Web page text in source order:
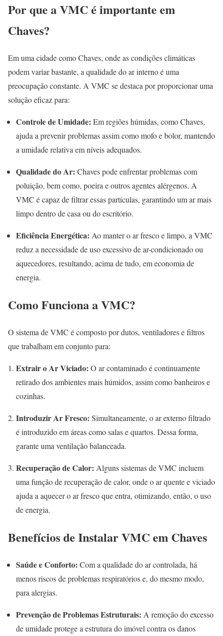
Por que a VMC é importante em
Chaves?
Em uma cidade como Chaves, onde as condições climáticas
podem variar bastante, a qualidade do ar interno é uma
preocupação constante. A VMC se destaca por proporcionar uma
solução eficaz para:
Controle de Umidade: Em regiões húmidas, como Chaves,
ajuda a prevenir problemas assim como mofo e bolor, mantendo
a umidade relativa em níveis adequados.
Qualidade do Ar: Chaves pode enfrentar problemas com
poluição, bem como, poeira e outros agentes alérgenos. A
VMC é capaz de filtrar essas partículas, garantindo um ar mais
limpo dentro de casa ou do escritório.
Eficiência Energética: Ao manter o ar fresco e limpo, a VMC
reduz a necessidade de uso excessivo de ar-condicionado ou
aquecedores, resultando, acima de tudo, em economia de
energia.
Como Funciona a VMC?
O sistema de VMC é composto por dutos, ventiladores e filtros
que trabalham em conjunto para:
Extrair o Ar Viciado: O ar contaminado é continuamente
retirado dos ambientes mais húmidos, assim como banheiros e
cozinhas.
Introduzir Ar Fresco: Simultaneamente, o ar externo filtrado
é introduzido em áreas como salas e quartos. Dessa forma,
garante uma ventilação balanceada.
Recuperação de Calor: Alguns sistemas de VMC incluem
uma função de recuperação de calor, onde o ar quente e viciado
ajuda a aquecer o ar fresco que entra, otimizando, então, o uso
de energia.
Benefícios de Instalar VMC em Chaves
Saúde e Conforto: Com a qualidade do ar controlada, há
menos riscos de problemas respiratórios e, do mesmo modo,
para alergias.
Prevenção de Problemas Estruturais: A remoção do excesso
de umidade protege a estrutura do imóvel contra os danos